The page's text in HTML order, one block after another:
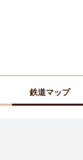
鉄道マップ